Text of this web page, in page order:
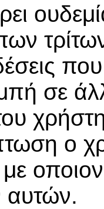
σε
ο
με